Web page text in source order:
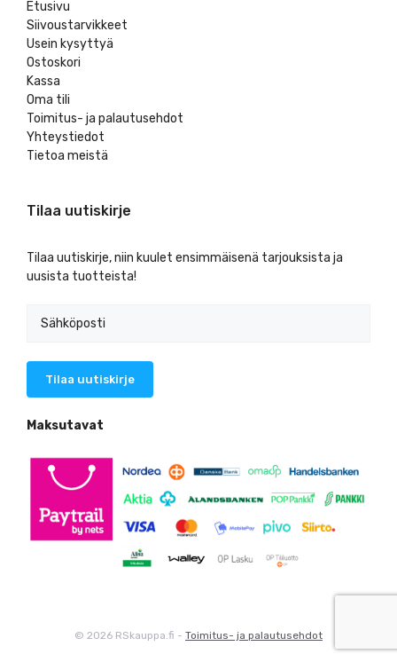
Etusivu
Siivoustarvikkeet
Usein kysyttyä
Ostoskori
Kassa
Oma tili
Toimitus- ja palautusehdot
Yhteystiedot
Tietoa meistä
Tilaa uutiskirje
Tilaa uutiskirje, niin kuulet ensimmäisenä tarjouksista ja
uusista tuotteista!
Maksutavat
© 2026 RSkauppa.fi - Toimitus- ja palautusehdot